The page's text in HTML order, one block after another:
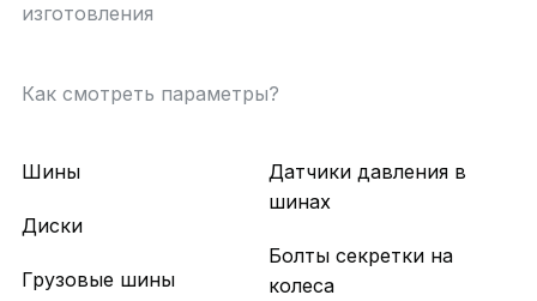
изготовления
Как смотреть параметры?
Шины
Диски
Грузовые шины
Датчики давления в
шинах
Болты секретки на
колеса